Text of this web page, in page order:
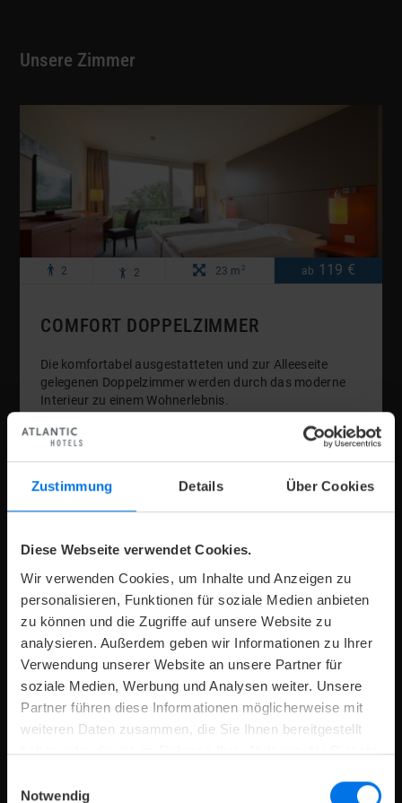
Zustimmung Details Über Cookies
Diese Webseite verwendet Cookies.
Wir verwenden Cookies, um Inhalte und Anzeigen zu
personalisieren, Funktionen für soziale Medien anbieten
zu können und die Zugriffe auf unsere Website zu
analysieren. Außerdem geben wir Informationen zu Ihrer
Verwendung unserer Website an unsere Partner für
soziale Medien, Werbung und Analysen weiter. Unsere
Partner führen diese Informationen möglicherweise mit
weiteren Daten zusammen, die Sie Ihnen bereitgestellt
haben oder die sie im Rahmen Ihrer Nutzung der Dienste
Notwendig
Unsere Zimmer
p
Maximale
2 o
Maximale
2 R Zimmergröße:
23 m 2 Preis
ab 119 €pro
Nacht
COMFORT DOPPELZIMMER
Die komfortabel ausgestatteten und zur Alleeseite
gelegenen Doppelzimmer werden durch das moderne
Interieur zu einem Wohnerlebnis.
Maximale
Anzahl
Maximale
Anzahl
Zimmergröße: Preis139 €
Nacht
SUPERIOR DOPPELZIMMER